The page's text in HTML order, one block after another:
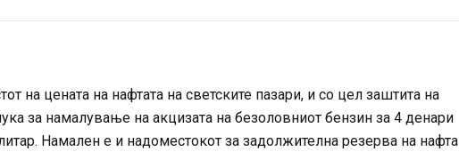
на цената на нафтата на светските пазари, и со цел заштита на
за намалување на акцизата на безоловниот бензин за 4 денари
Намален е и надоместокот за задолжителна резерва на нафта